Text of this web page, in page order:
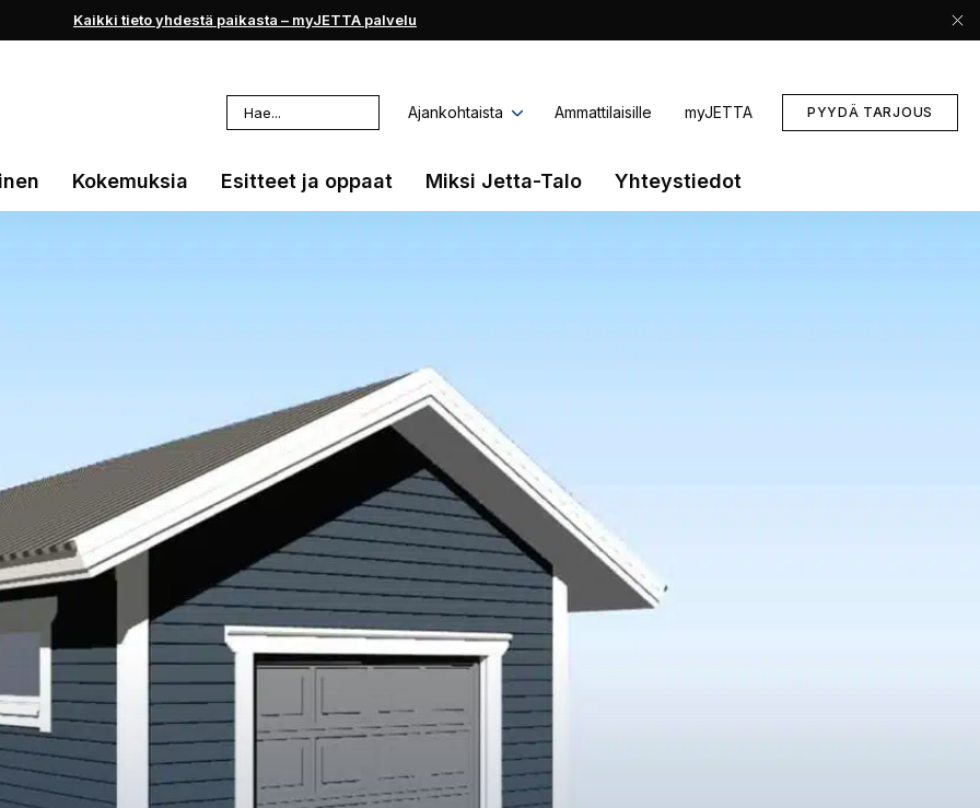
Kaikki tieto yhdestä paikasta – myJETTA palvelu
Kokemuksia Esitteet ja oppaat Miksi Jetta-Talo Yhteystiedot
Haku: Ajankohtaista Ammattilaisille myJETTA PYYDÄ TARJOUS